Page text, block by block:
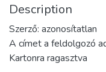
Description
Szerző: azonosítatlan
A címet a feldolgozó
Kartonra ragasztva